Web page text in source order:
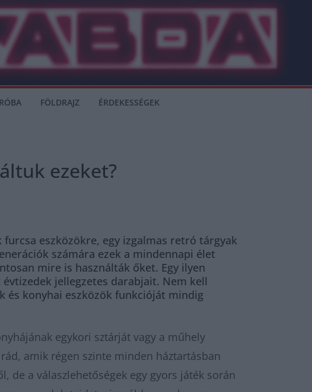
FÖLDRAJZ ÉRDEKESSÉGEK
ezeket?
eszközökre, egy izgalmas retró tárgyak
számára ezek a mindennapi élet
mire is használták őket. Egy ilyen
jellegzetes darabjait. Nem kell
és konyhai eszközök funkcióját mindig
egykori sztárját vagy a műhely
amik régen szinte minden háztartásban
de a válaszlehetőségek egy gyors játék során